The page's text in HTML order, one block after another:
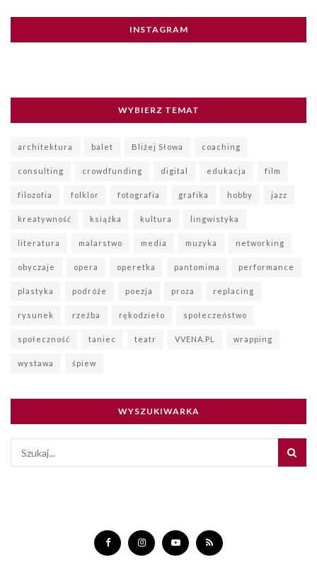
INSTAGRAM
WYBIERZ TEMAT
architektura balet Bliżej Słowa coaching
consulting crowdfunding digital edukacja film
filozofia folklor fotografia grafika hobby jazz
kreatywność książka kultura lingwistyka
literatura malarstwo media muzyka networking
obyczaje opera operetka pantomima performance
plastyka podróże poezja proza replacing
rysunek rzeźba rękodzieło społeczeństwo
społeczność taniec teatr VVENA.PL wrapping
wystawa śpiew
WYSZUKIWARKA